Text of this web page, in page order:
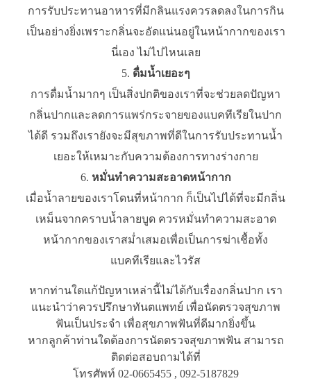
การรับประทานอาหารที่มีกลินแรงควรลดลงในการกิน
เป็นอย่างยิ่งเพราะกลิ่นจะอัดแน่นอยู่ในหน้ากากของเรา
นี่เอง ไม่ไปไหนเลย
ดื่มน้ำเยอะๆ
การดื่มน้ำมากๆ เป็นสิ่งปกติของเราที่จะช่วยลดปัญหา
กลิ่นปากและลดการแพร่กระจายของแบคทีเรียในปาก
ได้ดี รวมถึงเรายังจะมีสุขภาพที่ดีในการรับประทานน้ำ
เยอะให้เหมาะกับความต้องการทางร่างกาย
หมั่นทำความสะอาดหน้ากาก
เมื่อน้ำลายของเราโดนที่หน้ากาก ก็เป็นไปได้ที่จะมีกลิ่น
เหม็นจากคราบน้ำลายบูด ควรหมั่นทำความสะอาด
หน้ากากของเราสม่ำเสมอเพื่อเป็นการฆ่าเชื้อทั้ง
แบคทีเรียและไวรัส
หากท่านใดแก้ปัญหาเหล่านี้ไม่ได้กับเรื่องกลิ่นปาก เรา
แนะนำว่าควรปรึกษาทันตแพทย์ เพื่อนัดตรวจสุขภาพ
ฟันเป็นประจำ เพื่อสุขภาพฟันที่ดีมากยิ่งขึ้น
หากลูกค้าท่านใดต้องการนัดตรวจสุขภาพฟัน สามารถ
ติดต่อสอบถามได้ที่
โทรศัพท์ 02-0665455 , 092-5187829